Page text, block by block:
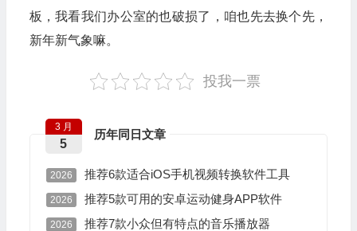
板，我看我们办公室的也破损了，咱也先去换个先，
新年新气象嘛。
投我一票
历年同日文章
3 月
5
2026 推荐6款适合iOS手机视频转换软件工具
2026 推荐5款可用的安卓运动健身APP软件
2026 推荐7款小众但有特点的音乐播放器